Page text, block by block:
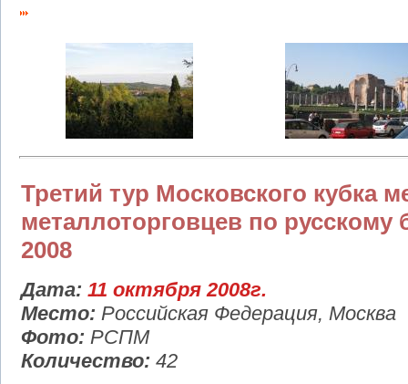
Третий тур Московского кубка
металлоторговцев по русскому
2008
Дата: 11 октября 2008г.
Место: Российская Федерация, Москва
Фото: РСПМ
Количество: 42